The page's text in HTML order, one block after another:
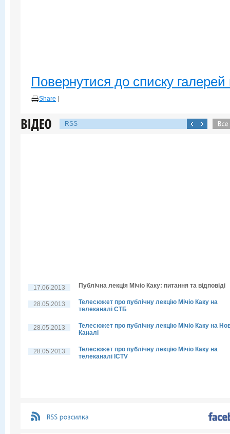
Повернутися до списку галерей
Share
RSS
17.06.2013 Публічна лекція Мічіо Каку: питання та відповіді
28.05.2013
Телесюжет про публічну лекцію Мічіо Каку на
телеканалі СТБ
28.05.2013
Телесюжет про публічну лекцію Мічіо Каку на
Каналі
28.05.2013
Телесюжет про публічну лекцію Мічіо Каку на
телеканалі ICTV